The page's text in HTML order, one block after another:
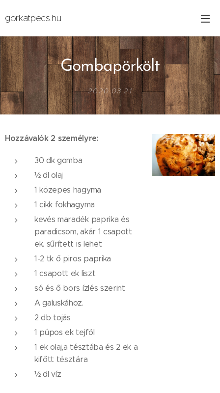
gorkatpecs.hu
Gombapörkölt
2020.03.21
Hozzávalók 2 személyre:
30 dk gomba
½ dl olaj
1 közepes hagyma
1 cikk fokhagyma
kevés maradék paprika és
paradicsom, akár 1 csapott
ek. sűrített is lehet
1-2 tk ő piros paprika
1 csapott ek liszt
só és ő bors ízlés szerint
A galuskához.
2 db tojás
1 púpos ek tejföl
1 ek olaj,a tésztába és 2 ek a
kifőtt tésztára
½ dl víz